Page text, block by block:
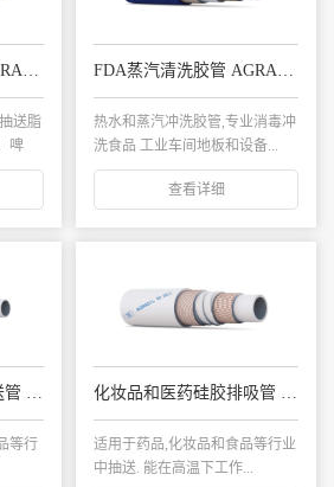
多用途液体食品管 AGRA4ALL SD/10 140°C
送脂
啤
FDA蒸汽清洗胶管 AGRASTEAM /170°C
热水和蒸汽冲洗胶管,专业消毒冲
洗食品 工业车间地板和设备...
查看详细
化妆品和医药硅胶输送管 AGRASIL 200°C
等行
化妆品和医药硅胶排吸管 AGRASIL SD 200°C
适用于药品,化妆品和食品等行业
中抽送. 能在高温下工作...